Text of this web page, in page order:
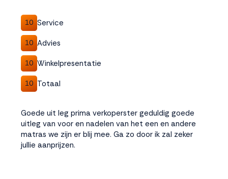
10 Service
10 Advies
10 Winkelpresentatie
10 Totaal
Goede uit leg prima verkoperster geduldig goede
uitleg van voor en nadelen van het een en andere
matras we zijn er blij mee. Ga zo door ik zal zeker
jullie aanprijzen.